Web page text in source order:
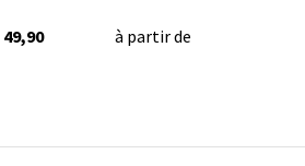
49,90 à partir de